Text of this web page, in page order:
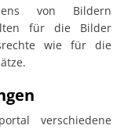
von Bildern
für die Bilder
wie für die
verschiedene